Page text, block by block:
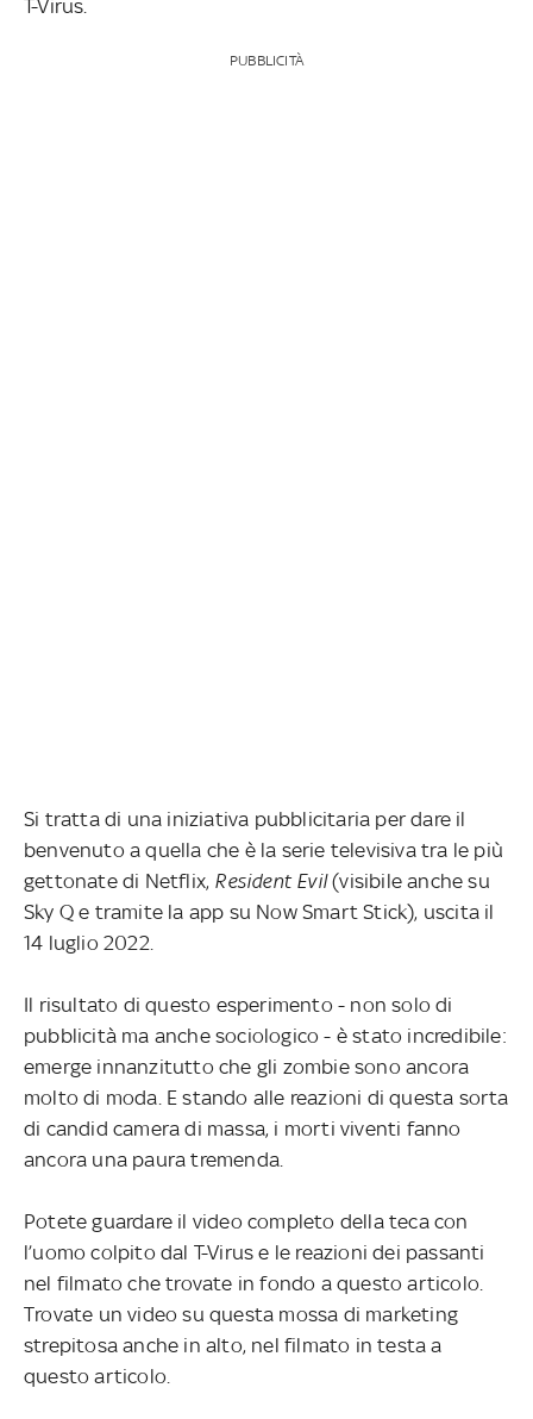
T-Virus.
PUBBLICITÀ
Si tratta di una iniziativa pubblicitaria per dare il
benvenuto a quella che è la serie televisiva tra le più
gettonate di Netflix, Resident Evil(visibile anche su
Sky Q e tramite la app su Now Smart Stick), uscita il
14 luglio 2022.
Il risultato di questo esperimento - non solo di
pubblicità ma anche sociologico - è stato incredibile:
emerge innanzitutto che gli zombie sono ancora
molto di moda. E stando alle reazioni di questa sorta
di candid camera di massa, i morti viventi fanno
ancora una paura tremenda.
Potete guardare il video completo della teca con
l’uomo colpito dal T-Virus e le reazioni dei passanti
nel filmato che trovate in fondo a questo articolo.
Trovate un video su questa mossa di marketing
strepitosa anche in alto, nel filmato in testa a
questo articolo.